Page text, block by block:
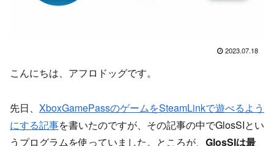
2023.07.18
こんにちは、アフロドッグです。
先日、 XboxGamePassのゲームをSteamLinkで遊べるよう
にする記事を書いたのですが、その記事の中でGlosSIとい
うプログラムを使っていました。ところが、 GlosSIは最